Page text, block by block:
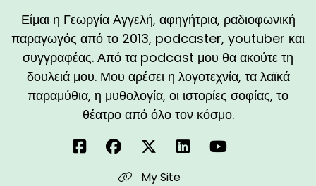
Είμαι η Γεωργία Αγγελή, αφηγήτρια, ραδιοφωνική
παραγωγός από το 2013, podcaster, youtuber και
συγγραφέας. Από τα podcast μου θα ακούτε τη
δουλειά μου. Μου αρέσει η λογοτεχνία, τα λαϊκά
παραμύθια, η μυθολογία, οι ιστορίες σοφίας, το
θέατρο από όλο τον κόσμο.
My Site